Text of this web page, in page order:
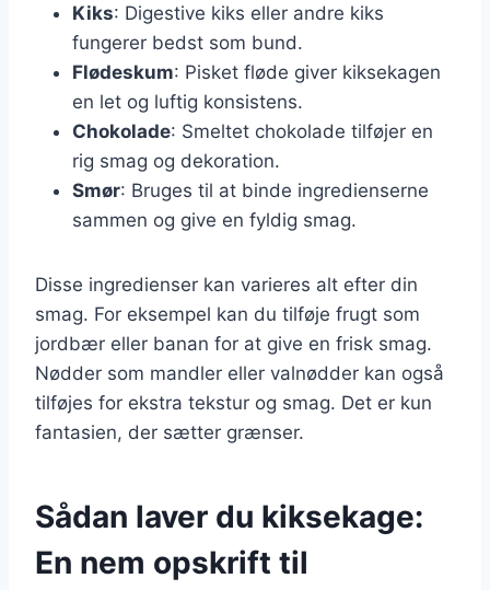
Kiks: Digestive kiks eller andre kiks
fungerer bedst som bund.
Flødeskum: Pisket fløde giver kiksekagen
en let og luftig konsistens.
Chokolade: Smeltet chokolade tilføjer en
rig smag og dekoration.
Smør: Bruges til at binde ingredienserne
sammen og give en fyldig smag.
Disse ingredienser kan varieres alt efter din
smag. For eksempel kan du tilføje frugt som
jordbær eller banan for at give en frisk smag.
Nødder som mandler eller valnødder kan også
tilføjes for ekstra tekstur og smag. Det er kun
fantasien, der sætter grænser.
Sådan laver du kiksekage:
En nem opskrift til